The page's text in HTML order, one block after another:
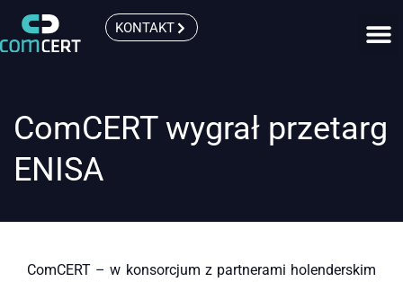
KONTAKT
ComCERT wygrał przetarg
ENISA
ComCERT – w konsorcjum z partnerami holenderskim